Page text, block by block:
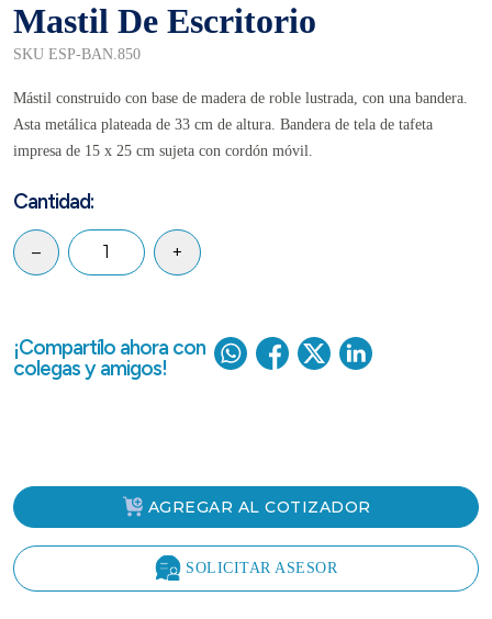
Mastil De Escritorio
SKU ESP-BAN.850
Mástil construido con base de madera de roble lustrada, con una bandera.
Asta metálica plateada de 33 cm de altura. Bandera de tela de tafeta
impresa de 15 x 25 cm sujeta con cordón móvil.
Cantidad:
– +
¡Compartílo ahora con
colegas y amigos!
AGREGAR AL COTIZADOR
SOLICITAR ASESOR